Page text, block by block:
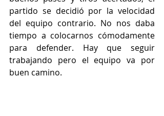
partido se decidió por la velocidad
del equipo contrario. No nos daba
tiempo a colocarnos cómodamente
para defender. Hay que seguir
trabajando pero el equipo va por
buen camino.